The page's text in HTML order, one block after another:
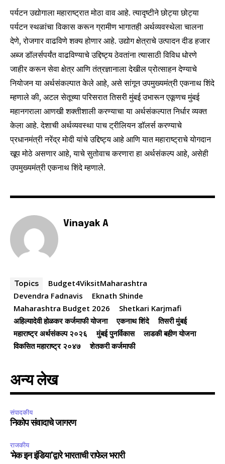
6,300 32,111 75
Followers
पर्यटन उद्योगाला महाराष्ट्रात मोठा वाव आहे. त्यादृष्टीने छोट्या छोट्या
पर्यटन स्थळांचा विकास करून ग्रामीण भागातही अर्थव्यवस्थेला चालना
देणे, रोजगार वाढविणे शक्य होणार आहे. उद्योग क्षेत्राचे उत्पादन दीड हजार
अब्ज डॉलर्सपर्यंत वाढविण्याचे उद्दिष्ट्य ठेवतांना त्यासाठी विविध धोरणे
जाहीर करून सेवा क्षेत्र आणि तंत्रज्ञानाला देखील प्रोत्साहन देण्याचे
नियोजन या अर्थसंकल्पात केले आहे, असे सांगून उपमुख्यमंत्री एकनाथ शिंदे
म्हणाले की, अटल सेतूच्या परिसरात तिसरी मुंबई उभारून एकूणच मुंबई
महानगराला आणखी शक्तीशाली करण्याचा या अर्थसंकल्पात निर्धार व्यक्त
केला आहे. देशाची अर्थव्यवस्था पाच ट्रीलियन डॉलर्स करण्याचे
प्रधानमंत्री नरेंद्र मोदी यांचे उद्दिष्ट्य आहे आणि यात महाराष्ट्राचे योगदान
खूप मोठे असणार आहे, याचे सुतोवाच करणारा हा अर्थसंकल्प आहे, असेही
उपमुख्यमंत्री एकनाथ शिंदे म्हणाले.
Vinayak A
Topics
Budget4ViksitMaharashtra
Devendra Fadnavis
Eknath Shinde
Maharashtra Budget 2026
Shetkari Karjmafi
अहिल्यादेवी होळकर कर्जमाफी योजना
एकनाथ शिंदे
तिसरी मुंबई
महाराष्ट्र अर्थसंकल्प २०२६
मुंबई पुनर्विकास
लाडकी बहीण योजना
विकसित महाराष्ट्र २०४७
शेतकरी कर्जमाफी
अन्य लेख
संपादकीय
निकोप संवादाचे जागरण
राजकीय
‘मेक इन इंडिया’द्वारे भारताची राफेल भरारी